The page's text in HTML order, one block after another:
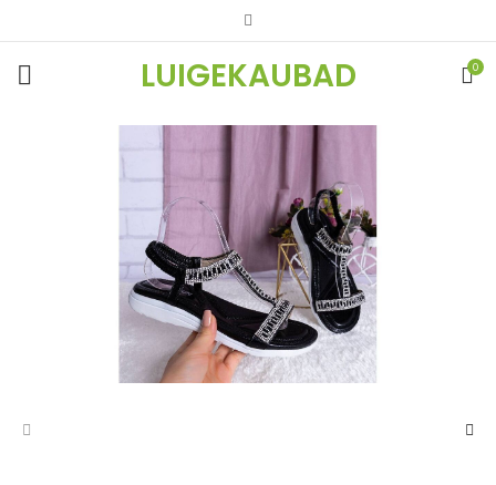
LUIGEKAUBAD 0